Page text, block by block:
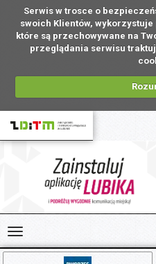
Serwis w trosce o
swoich Klientów,
które są przechowywane na
przeglądania serwisu